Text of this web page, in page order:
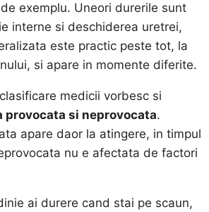
exemplu. Uneori durerile sunt
interne si deschiderea uretrei,
este practic peste tot, la
si apare in momente diferite.
medicii vorbesc si
provocata si neprovocata.
apare daor la atingere, in timpul
nu e afectata de factori
ai durere cand stai pe scaun,